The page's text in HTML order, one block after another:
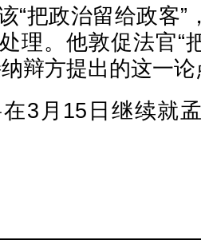
“把政治留给政客”
理。他敦促法官“
辩方提出的这一论
3月15日继续就